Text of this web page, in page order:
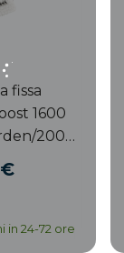
fissa
1600
2000
in 24-72 ore